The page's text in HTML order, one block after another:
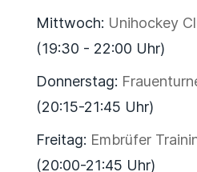
Mittwoch: Unihockey
(19:30 - 22:00 Uhr)
Donnerstag:
(20:15-21:45 Uhr)
Freitag: Embrüfer
(20:00-21:45 Uhr)